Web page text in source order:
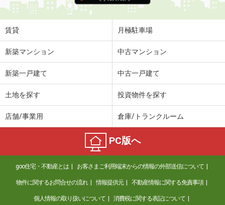
賃貸 月極駐車場
新築マンション 中古マンション
新築一戸建て 中古一戸建て
土地を探す 投資物件を探す
店舗/事業用 倉庫/トランクルーム
PC版へ
goo住宅・不動産とは お客さまご利用端末からの情報の外部送信について
物件に関するお問合せの流れ 情報提供元 不動産情報に関する免責事項
個人情報の取り扱いについて 消費税に関する表記について